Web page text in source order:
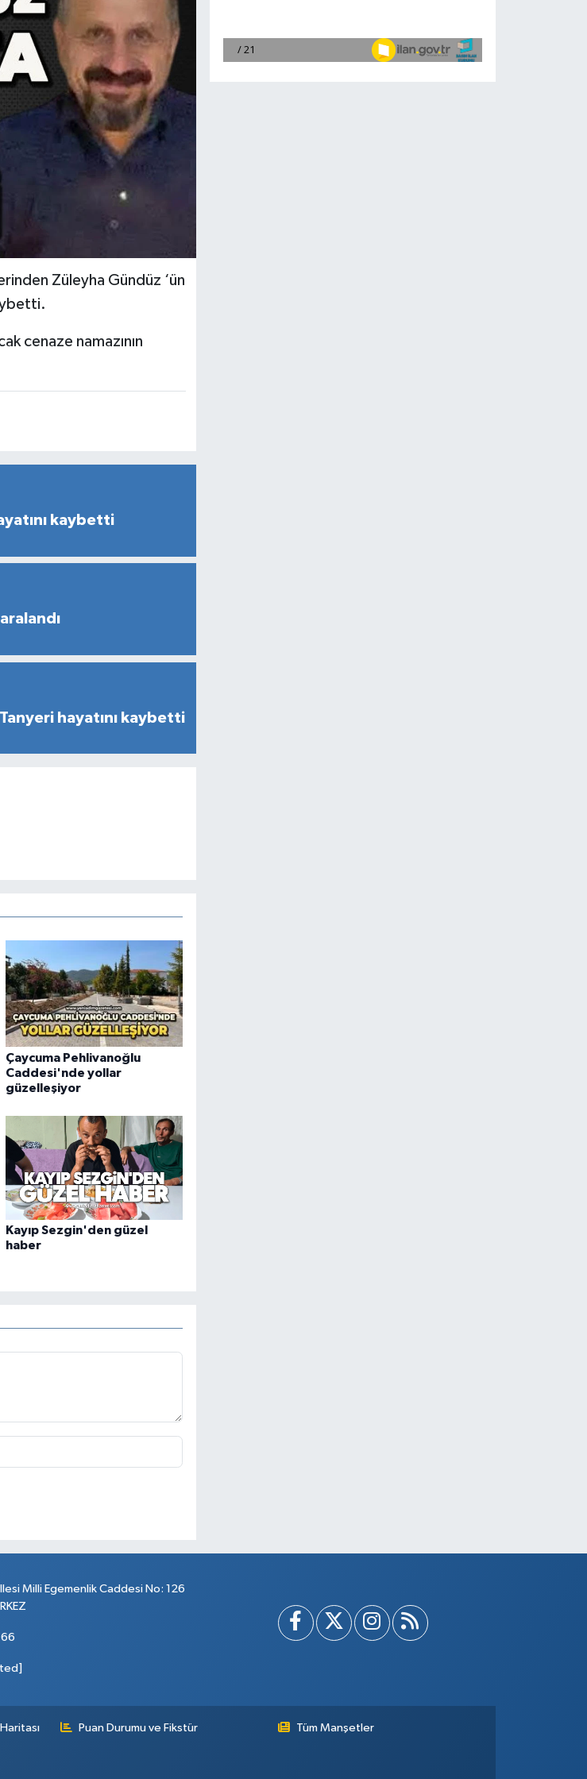
Züleyha Gündüz ‘ün
cenaze namazının
kaybetti
hayatını kaybetti
Çaycuma Pehlivanoğlu
Caddesi'nde yollar
güzelleşiyor
Kayıp Sezgin'den güzel
haber
Milli Egemenlik Caddesi No: 126
Puan Durumu ve Fikstür Tüm Manşetler